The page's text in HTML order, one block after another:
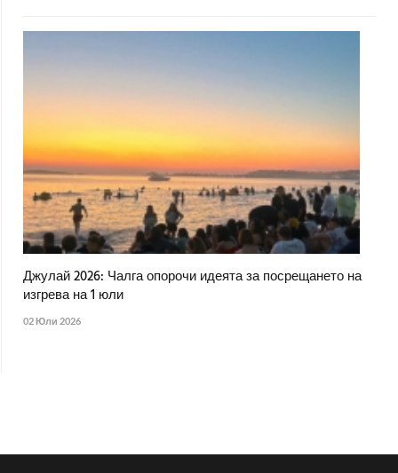
Джулай 2026: Чалга опорочи идеята за посрещането на
изгрева на 1 юли
02 Юли 2026